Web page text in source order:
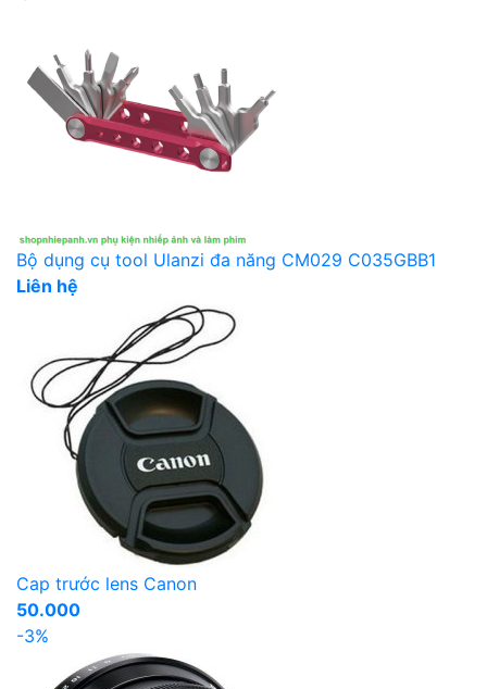
Bộ dụng cụ tool Ulanzi đa năng CM029 C035GBB1
Liên hệ
Cap trước lens Canon
50.000
-3%